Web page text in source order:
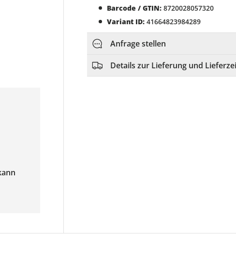
Barcode / GTIN: 8720028057320
Variant ID: 41664823984289
Anfrage stellen
Details zur Lieferung und